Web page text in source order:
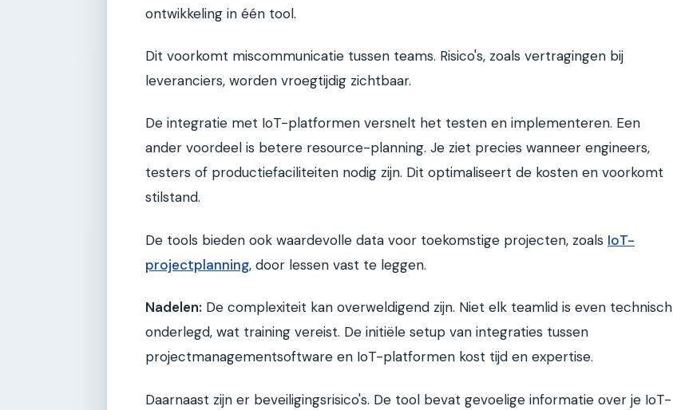
ontwikkeling in één tool.
Dit voorkomt miscommunicatie tussen teams. Risico's, zoals vertragingen bij
leveranciers, worden vroegtijdig zichtbaar.
De integratie met IoT-platformen versnelt het testen en implementeren. Een
ander voordeel is betere resource-planning. Je ziet precies wanneer engineers,
testers of productiefaciliteiten nodig zijn. Dit optimaliseert de kosten en voorkomt
stilstand.
De tools bieden ook waardevolle data voor toekomstige projecten, zoals IoT-
projectplanning, door lessen vast te leggen.
Nadelen: De complexiteit kan overweldigend zijn. Niet elk teamlid is even technisch
onderlegd, wat training vereist. De initiële setup van integraties tussen
projectmanagementsoftware en IoT-platformen kost tijd en expertise.
Daarnaast zijn er beveiligingsrisico's. De tool bevat gevoelige informatie over je IoT-